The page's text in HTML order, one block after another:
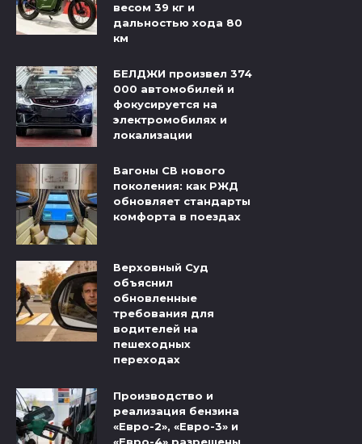
весом 39 кг и
дальностью хода 80
км
БЕЛДЖИ произвел 374
000 автомобилей и
фокусируется на
электромобилях и
локализации
Вагоны СВ нового
поколения: как РЖД
обновляет стандарты
комфорта в поездах
Верховный Суд
объяснил
обновленные
требования для
водителей на
пешеходных
переходах
Производство и
реализация бензина
«Евро-2», «Евро-3» и